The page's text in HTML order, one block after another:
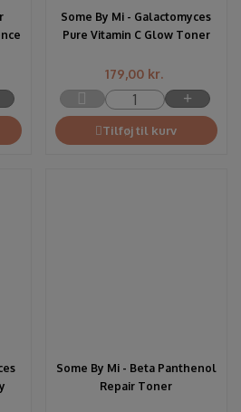
Some By Mi - Galactomyces
Pure Vitamin C Glow Toner
179,00 kr.
Tilføj til kurv
Some By Mi - Beta Panthenol
Repair Toner